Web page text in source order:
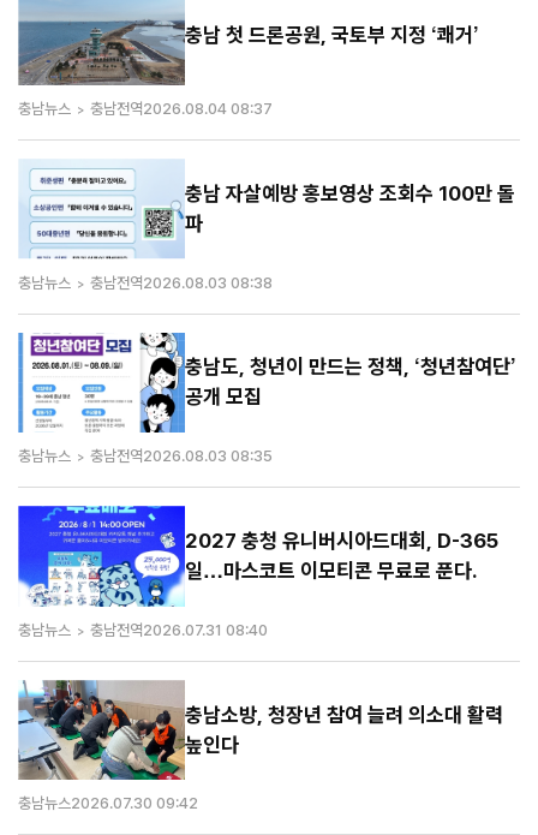
충남 첫 드론공원, 국토부 지정 ‘쾌거’
충남뉴스 충남전역2026.08.04 08:37
충남 자살예방 홍보영상 조회수 100만 돌
파
충남뉴스 충남전역2026.08.03 08:38
충남도, 청년이 만드는 정책, ‘청년참여단’
공개 모집
충남뉴스 충남전역2026.08.03 08:35
2027 충청 유니버시아드대회, D-365
일…마스코트 이모티콘 무료로 푼다.
충남뉴스 충남전역2026.07.31 08:40
충남소방, 청장년 참여 늘려 의소대 활력
높인다
충남뉴스2026.07.30 09:42